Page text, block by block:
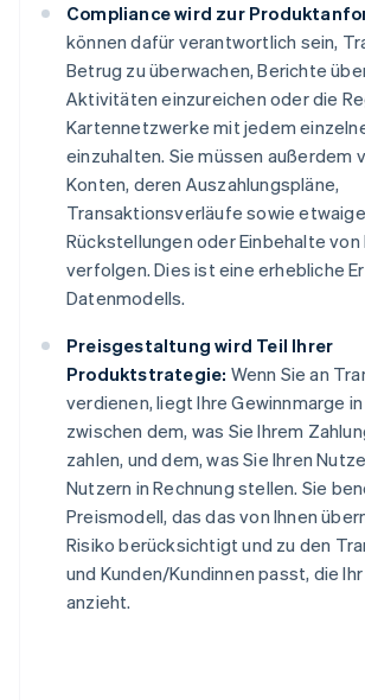
Compliance wird zur
können dafür verantwortlich sein,
Betrug zu überwachen, Berichte
Aktivitäten einzureichen oder die
Kartennetzwerke mit jedem
einzuhalten. Sie müssen außerdem
Konten, deren Auszahlungspläne,
Transaktionsverläufe sowie etwaige
Rückstellungen oder Einbehalte
verfolgen. Dies ist eine erhebliche
Datenmodells.
Preisgestaltung wird Teil Ihrer
Produktstrategie: Wenn Sie an
verdienen, liegt Ihre Gewinnmarge
zwischen dem, was Sie Ihrem
zahlen, und dem, was Sie Ihren
Nutzern in Rechnung stellen. Sie
Preismodell, das das von Ihnen
Risiko berücksichtigt und zu den
und Kunden/Kundinnen passt, die
anzieht.